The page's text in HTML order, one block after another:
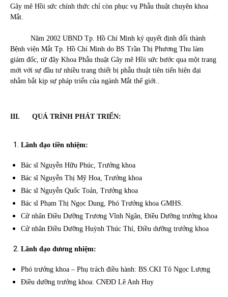
Gây mê Hồi sức chính thức chỉ còn phục vụ Phẫu thuật chuyên khoa
Mắt.
Năm 2002 UBND Tp. Hồ Chí Minh ký quyết định đổi thành
Bệnh viện Mắt Tp. Hồ Chí Minh do BS Trần Thị Phương Thu làm
giám đốc, từ đây Khoa Phẫu thuật Gây mê Hồi sức bước qua một trang
mới với sự đầu tư nhiều trang thiết bị phẫu thuật tiên tiến hiện đại
nhằm bắt kịp sự pháp triển của ngành Mắt thế giới..
III. QUÁ TRÌNH PHÁT TRIỂN:
Lãnh đạo tiền nhiệm:
Bác sĩ Nguyễn Hữu Phúc, Trưởng khoa
Bác sĩ Nguyễn Thị Mỹ Hoa, Trưởng khoa
Bác sĩ Nguyễn Quốc Toản, Trưởng khoa
Bác sĩ Phạm Thị Ngọc Dung, Phó Trưởng khoa GMHS.
Cử nhân Điều Dưỡng Trương Vĩnh Ngân, Điều Dưỡng trưởng khoa
Cử nhân Điều Dưỡng Huỳnh Thúc Thí, Điều dưỡng trưởng khoa
Lãnh đạo đương nhiệm:
Phó trưởng khoa – Phụ trách điều hành: BS.CKI Tô Ngọc Lượng
Điều dưỡng trưởng khoa: CNĐD Lê Anh Huy